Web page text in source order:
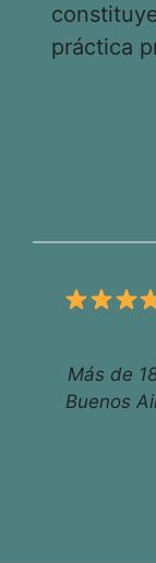
práctica
Más de
Buenos